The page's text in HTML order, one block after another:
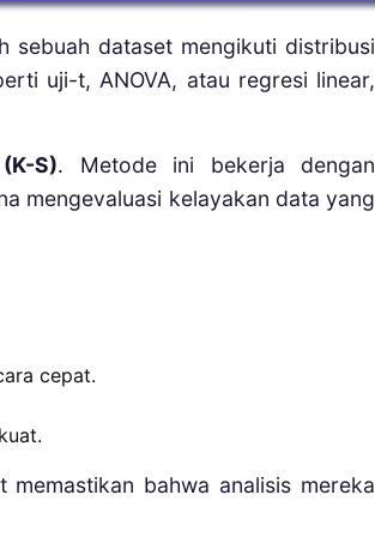
sebuah dataset mengikuti distribusi
uji-t, ANOVA, atau regresi linear,
S). Metode ini bekerja dengan
mengevaluasi kelayakan data yang
cepat.
bahwa analisis mereka